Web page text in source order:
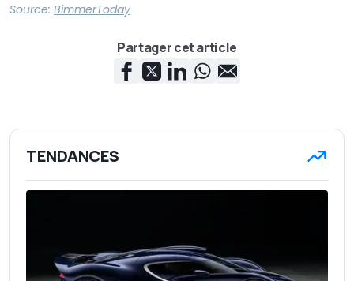
Source: BimmerToday
Partager cet article
TENDANCES